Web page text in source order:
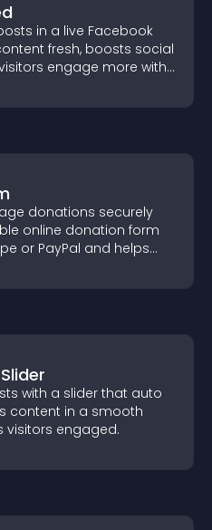
in a live Facebook
fresh, boosts social
engage more with
donations securely
online donation form
or PayPal and helps
with a slider that auto
content in a smooth
visitors engaged.